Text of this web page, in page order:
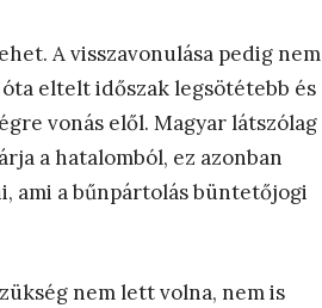
A visszavonulása pedig nem
eltelt időszak legsötétebb és
vonás elől. Magyar látszólag
a hatalomból, ez azonban
ami a bűnpártolás büntetőjogi
nem lett volna, nem is